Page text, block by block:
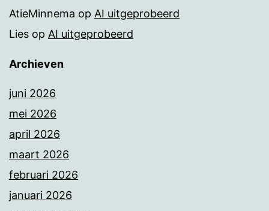
AtieMinnema op AI uitgeprobeerd
Lies op AI uitgeprobeerd
Archieven
juni 2026
mei 2026
april 2026
maart 2026
februari 2026
januari 2026